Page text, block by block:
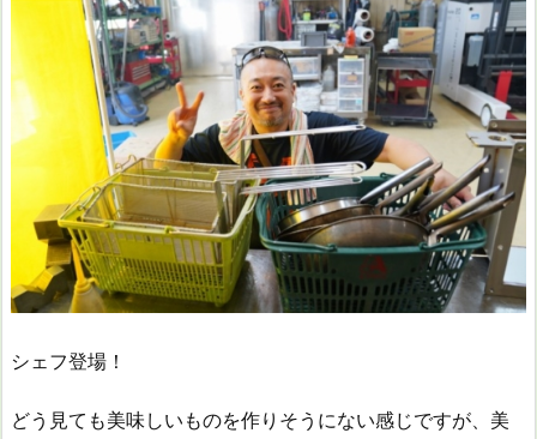
シェフ登場！
どう見ても美味しいものを作りそうにない感じですが、美